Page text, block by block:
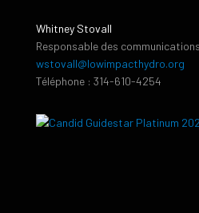
Whitney Stovall
Responsable des communications
wstovall@lowimpacthydro.org
Téléphone : 314-610-4254